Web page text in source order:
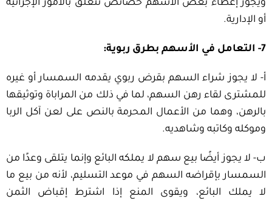
ويجوز إعطاء بعض الأسهم خصائص تتعلق بالأمور الإجرائية
أو الإدارية.
7- التعامل في الأسهم بطرق ربوية:
أ- لا يجوز شراء السهم بقرض ربوي يقدمه السمسار أو غيره
للمشترى لقاء رهن السهم، لما في ذلك من المراباة وتوثيقها
بالرهن، وهما من الأعمال المحرمة بالنص على لعن آكل الربا
وموكله وكاتبه وشاهديه.
ب- لا يجوز أيضًا بيع سهم لا يملكه البائع وإنما يتلقى وعدًا من
السمسار بإقراضه السهم في موعد التسليم، لأنه من بيع ما
لا يملك البائع، ويقوى المنع إذا اشترط إقباض الثمن